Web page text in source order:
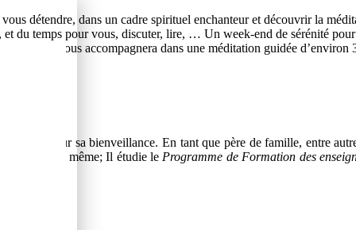
détendre, dans un cadre spirituel enchanteur et découvrir la
du temps pour vous, discuter, lire, … Un week-end de sérénité
et nous accompagnera dans une méditation guidée d’environ
pour sa bienveillance. En tant que père de famille, entre
faire de même; Il étudie le Programme de Formation des